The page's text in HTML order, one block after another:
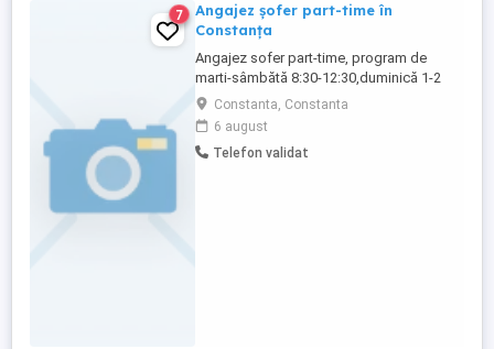
7
Angajez şofer part-time în
Constanța
Angajez sofer part-time, program de
marti-sâmbătă 8:30-12:30,duminică 1-2
drumuri dimineața, postul presupune
transportul produselor de la laborator la
punctul de vânzare, aprovizionare Metro si
diverse cumparaturi necesare actuvitații
Constanta, Constanta
6 august
Telefon validat